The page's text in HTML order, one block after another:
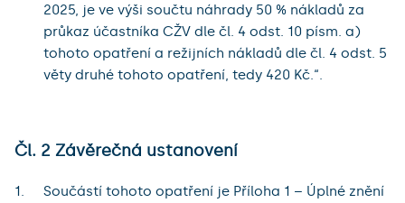
2025, je ve výši součtu náhrady 50 % nákladů za
průkaz účastníka CŽV dle čl. 4 odst. 10 písm. a)
tohoto opatření a režijních nákladů dle čl. 4 odst. 5
věty druhé tohoto opatření, tedy 420 Kč.“.
Čl. 2 Závěrečná ustanovení
Součástí tohoto opatření je Příloha 1 – Úplné znění